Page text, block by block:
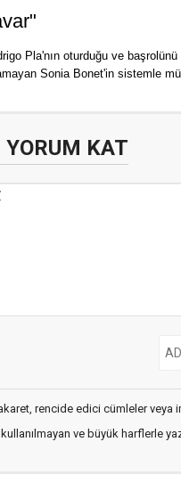
Pla'nın oturduğu ve
Sonia Bonet'in sistemle
YORUM KAT
rencide edici cümleler veya
ve büyük harflerle